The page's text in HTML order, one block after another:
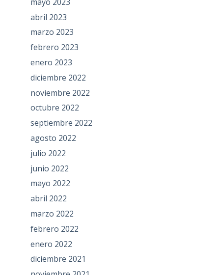
abril 2023
marzo 2023
febrero 2023
enero 2023
diciembre 2022
noviembre 2022
octubre 2022
septiembre 2022
agosto 2022
julio 2022
junio 2022
mayo 2022
abril 2022
marzo 2022
febrero 2022
enero 2022
diciembre 2021